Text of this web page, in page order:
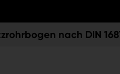
nach DIN